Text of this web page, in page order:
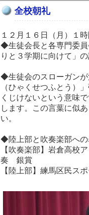
全校朝礼
１２月１６日（月）１
◆生徒会長と各専門委
りと３学期に向けて」
◆生徒会のスローガン
（ひゃくせつふとう）
くじけないという意味
します。この言葉に似
い。
◆陸上部と吹奏楽部へ
【吹奏楽部】岩倉高校
奏 銀賞
【陸上部】練馬区民